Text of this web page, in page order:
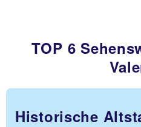
TOP 6
Historische